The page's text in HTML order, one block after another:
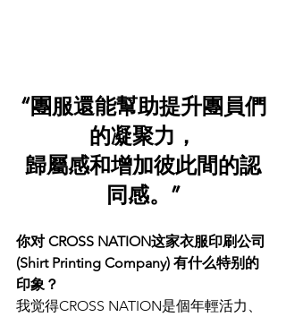
“團服還能幫助提升團員們
的凝聚力，
歸屬感和增加彼此間的認
同感。”
你对 CROSS NATION这家衣服印刷公司
(Shirt Printing Company) 有什么特别的
印象？
我觉得CROSS NATION是個年輕活力、